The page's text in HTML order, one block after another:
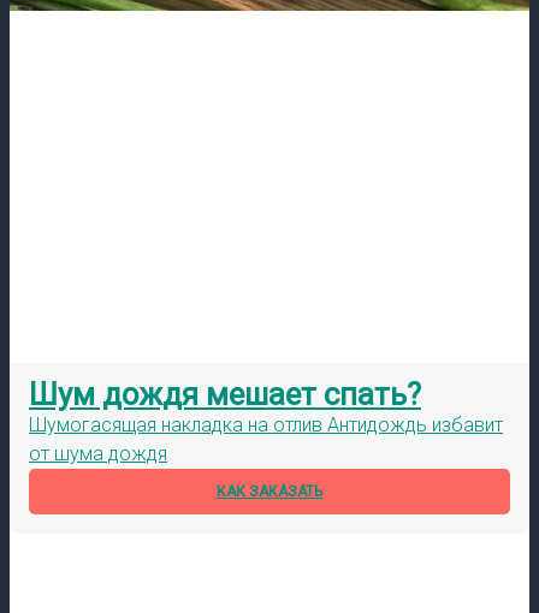
Шум дождя мешает спать?
Шумогасящая накладка на отлив Антидождь избавит
от шума дождя
КАК ЗАКАЗАТЬ